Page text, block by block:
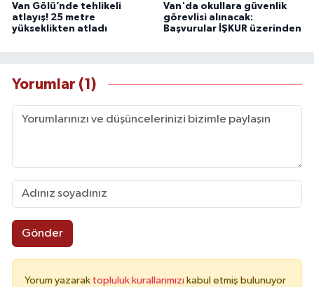
Van Gölü’nde tehlikeli
atlayış! 25 metre
yükseklikten atladı
Van'da okullara güvenlik
görevlisi alınacak:
Başvurular İŞKUR üzerinden
Yorumlar (1)
Gönder
Yorum yazarak topluluk kurallarımızı kabul etmiş bulunuyor